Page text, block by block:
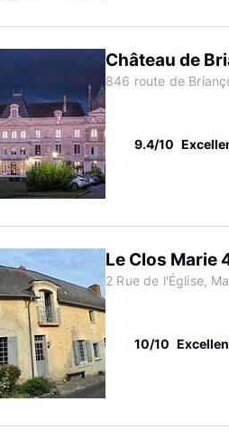
Château de
846 route de
9.4/10
Le Clos Marie
2 Rue de l'Église,
10/10